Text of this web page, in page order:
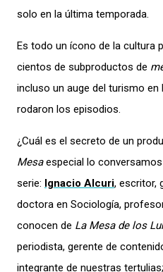
solo en la última temporada.
Es todo un ícono de la cultura
cientos de subproductos de
incluso un auge del turismo
rodaron los episodios.
¿Cuál es el secreto de un
Mesaespecial lo
serie: Ignacio Alcuri, escritor,
doctora en Sociología,
conocen de La Mesa de los
periodista, gerente de
integrante de nuestras tertulias;